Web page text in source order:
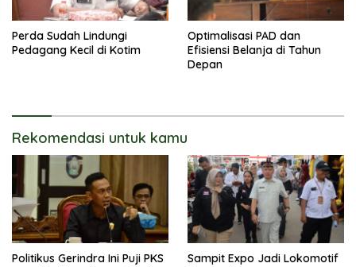
Perda Sudah Lindungi
Pedagang Kecil di Kotim
Optimalisasi PAD dan
Efisiensi Belanja di Tahun
Depan
Rekomendasi untuk kamu
Politikus Gerindra Ini Puji PKS
Sampit Expo Jadi Lokomotif